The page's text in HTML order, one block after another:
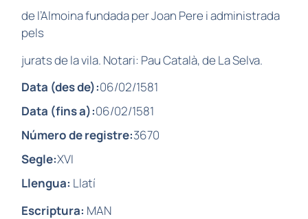
de l’Almoina fundada per Joan Pere i administrada
pels
jurats de la vila. Notari: Pau Català, de La Selva.
Data (des de):06/02/1581
Data (fins a):06/02/1581
Número de registre:3670
Segle:XVI
Llengua: Llatí
Escriptura: MAN